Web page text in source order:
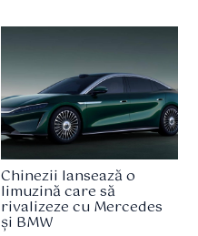
Chinezii lansează o
limuzină care să
rivalizeze cu Mercedes
și BMW